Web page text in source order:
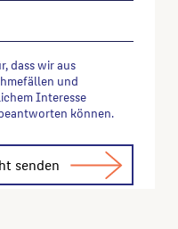
dass wir aus
und
Interesse
können.